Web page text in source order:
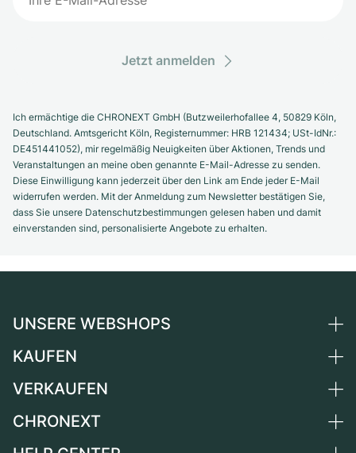
Jetzt anmelden
Ich ermächtige die CHRONEXT GmbH (Butzweilerhofallee 4, 50829 Köln,
Deutschland. Amtsgericht Köln, Registernummer: HRB 121434; USt-IdNr.:
DE451441052), mir regelmäßig Neuigkeiten über Aktionen, Trends und
Veranstaltungen an meine oben genannte E-Mail-Adresse zu senden.
Diese Einwilligung kann jederzeit über den Link am Ende jeder E-Mail
widerrufen werden. Mit der Anmeldung zum Newsletter bestätigen Sie,
dass Sie unsere Datenschutzbestimmungen gelesen haben und damit
einverstanden sind, personalisierte Angebote zu erhalten.
UNSERE WEBSHOPS
Deutschland
Schweiz
KAUFEN
Alle Luxusuhren
VERKAUFEN
Uhr verkaufen
CHRONEXT